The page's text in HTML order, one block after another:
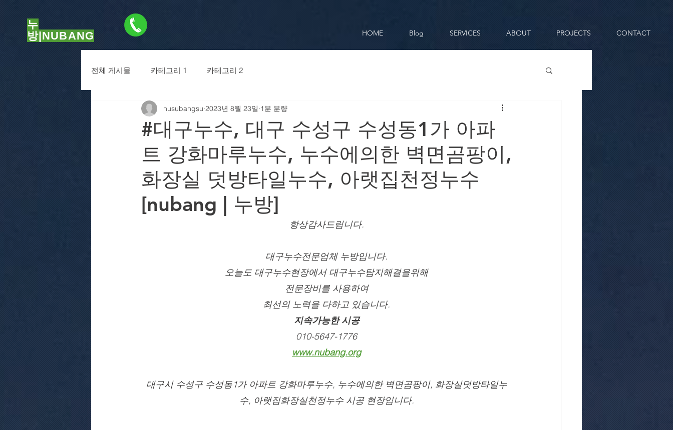
누
방|NUBANG
HOME Blog SERVICES ABOUT PROJECTS CONTACT
전체 게시물 카테고리 1 카테고리 2
#대구누수, 대구 수성구 수성동1가 아파
트 강화마루누수, 누수에의한 벽면곰팡이,
화장실 덧방타일누수, 아랫집천정누수
[nubang | 누방]
nusubangsu 2023년 8월 23일 1분 분량
항상감사드립니다.
대구누수전문업체 누방입니다.
오늘도 대구누수현장에서 대구누수탐지해결을위해
전문장비를 사용하여
최선의 노력을 다하고 있습니다.
지속가능한 시공
010-5647-1776
www.nubang.org
대구시 수성구 수성동1가 아파트 강화마루누수, 누수에의한 벽면곰팡이, 화장실덧방타일누
수, 아랫집화장실천정누수 시공 현장입니다.